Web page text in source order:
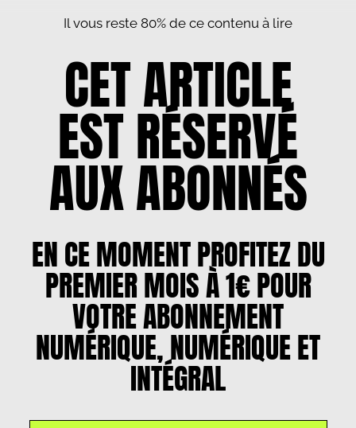
Il vous reste 80% de ce contenu à lire
CET ARTICLE
EST RÉSERVÉ
AUX ABONNÉS
EN CE MOMENT PROFITEZ DU
PREMIER MOIS À 1€ POUR
VOTRE ABONNEMENT
NUMÉRIQUE, NUMÉRIQUE ET
INTÉGRAL